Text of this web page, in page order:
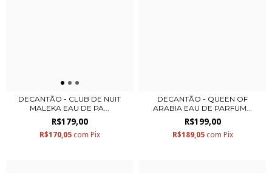
DECANTÃO - CLUB DE NUIT
MALEKA EAU DE PA...
R$179,00
R$170,05 com Pix
DECANTÃO - QUEEN OF
ARABIA EAU DE PARFUM...
R$199,00
R$189,05 com Pix